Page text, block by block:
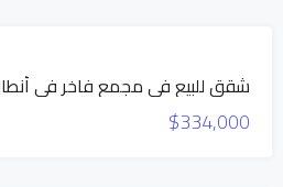
حصريجديد
$334,000